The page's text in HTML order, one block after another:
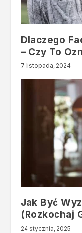
Dlaczego
– Czy To
7 listopada, 2024
Jak Być
(Rozkochaj
24 stycznia, 2025